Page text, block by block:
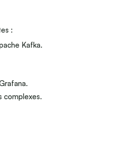
:
Kafka.
complexes.